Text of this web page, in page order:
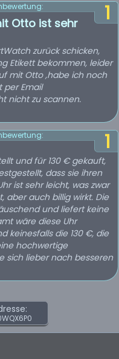
1
Otto ist sehr
zurück schicken,
Etikett bekommen, leider
mit Otto ,habe ich noch
per Email
nicht zu scannen.
1
und für 130 € gekauft,
dass sie ihren
ist sehr leicht, was zwar
aber auch billig wirkt. Die
und liefert keine
wäre diese Uhr
keinesfalls die 130 €, die
hochwertige
sich lieber nach besseren